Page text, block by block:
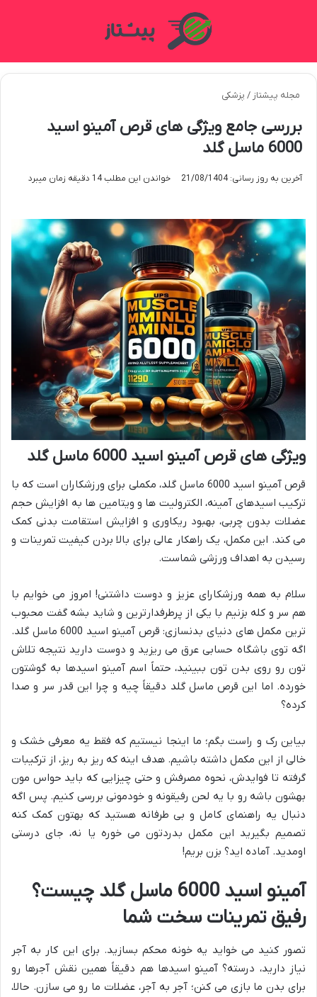
مجله پیشتاز / پزشکی
بررسی جامع ویژگی های قرص آمینو اسید
6000 ماسل گلد
آخرین به روز رسانی: 21/08/1404 خواندن این مطلب 14 دقیقه زمان میبرد
ویژگی های قرص آمینو اسید 6000 ماسل گلد
قرص آمینو اسید 6000 ماسل گلد، مکملی برای ورزشکاران است که با
ترکیب اسیدهای آمینه، الکترولیت ها و ویتامین ها به افزایش حجم
عضلات بدون چربی، بهبود ریکاوری و افزایش استقامت بدنی کمک
می کند. این مکمل، یک راهکار عالی برای بالا بردن کیفیت تمرینات و
رسیدن به اهداف ورزشی شماست.
سلام به همه ورزشکارای عزیز و دوست داشتنی! امروز می خوایم با
هم سر و کله بزنیم با یکی از پرطرفدارترین و شاید بشه گفت محبوب
ترین مکمل های دنیای بدنسازی: قرص آمینو اسید 6000 ماسل گلد.
اگه توی باشگاه حسابی عرق می ریزید و دوست دارید نتیجه تلاش
تون رو روی بدن تون ببینید، حتماً اسم آمینو اسیدها به گوشتون
خورده. اما این قرص ماسل گلد دقیقاً چیه و چرا این قدر سر و صدا
کرده؟
بیاین رک و راست بگم؛ ما اینجا نیستیم که فقط یه معرفی خشک و
خالی از این مکمل داشته باشیم. هدف اینه که ریز به ریز، از ترکیبات
گرفته تا فوایدش، نحوه مصرفش و حتی چیزایی که باید حواس مون
بهشون باشه رو با یه لحن رفیقونه و خودمونی بررسی کنیم. پس اگه
دنبال یه راهنمای کامل و بی طرفانه هستید که بهتون کمک کنه
تصمیم بگیرید این مکمل بدردتون می خوره یا نه، جای درستی
اومدید. آماده اید؟ بزن بریم!
آمینو اسید 6000 ماسل گلد چیست؟
رفیق تمرینات سخت شما
تصور کنید می خواید یه خونه محکم بسازید. برای این کار به آجر
نیاز دارید، درسته؟ آمینو اسیدها هم دقیقاً همین نقش آجرها رو
برای بدن ما بازی می کنن؛ آجر به آجر، عضلات ما رو می سازن. حالا،